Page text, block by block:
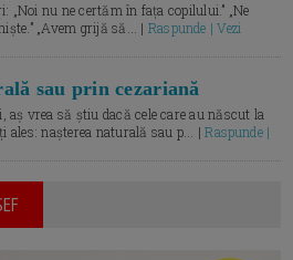
„Noi nu ne certăm în fața copilului.” „Ne
„Avem grijă să... | Raspunde | Vezi
sau prin cezariană
aș vrea să știu dacă cele care au născut la
ales: nașterea naturală sau p... |Raspunde |